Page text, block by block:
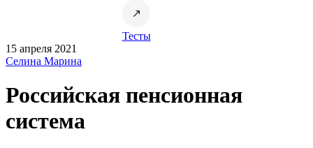
Тесты
15 апреля 2021
Селина Марина
Российская пенсионная
система